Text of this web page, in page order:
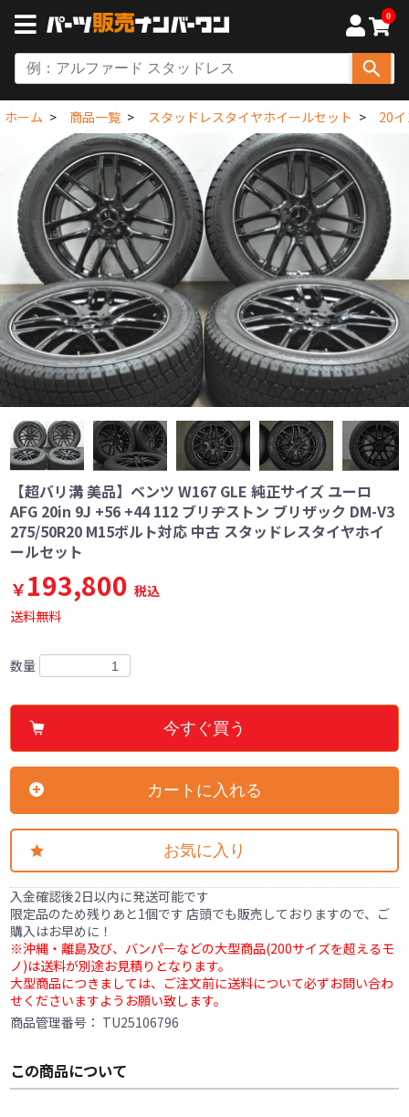
0
ホーム 商品一覧 スタッドレスタイヤホイールセット 20
【超バリ溝 美品】ベンツ W167 GLE 純正サイズ ユーロ
AFG 20in 9J +56 +44 112 ブリヂストン ブリザック DM-V3
275/50R20 M15ボルト対応 中古 スタッドレスタイヤホイ
ールセット
￥193,800 税込
送料無料
数量
今すぐ買う
カートに入れる
お気に入り
入金確認後2日以内に発送可能です
限定品のため残りあと1個です 店頭でも販売しておりますので、ご
購入はお早めに！
※沖縄・離島及び、バンパーなどの大型商品(200サイズを超えるモ
ノ)は送料が別途お見積りとなります。
大型商品につきましては、ご注文前に送料について必ずお問い合わ
せくださいますようお願い致します。
商品管理番号： TU25106796
この商品について